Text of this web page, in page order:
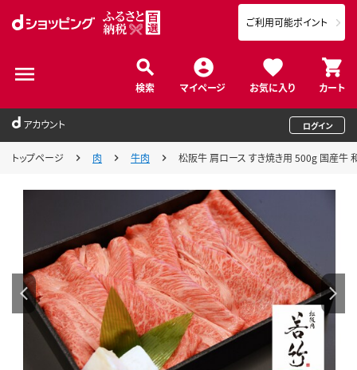
検索 マイページ お気に入り カート
ご利用可能ポイント
アカウント ログイン
トップページ 肉 牛肉 松阪牛 肩ロース すき焼き用 500g 国産牛